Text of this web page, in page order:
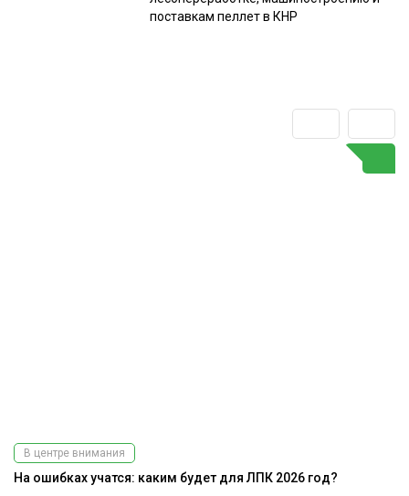
поставкам пеллет в КНР
В центре внимания
На ошибках учатся: каким будет для ЛПК 2026 год?